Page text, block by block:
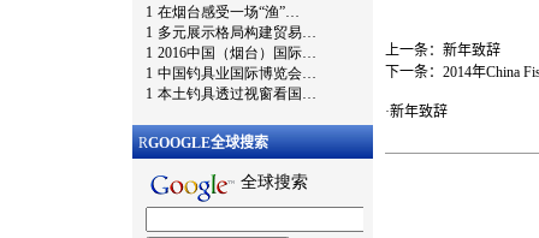
RGOOGLE全球搜索
上一条： 新年致辞
下一条： 2014年China
·新年致辞